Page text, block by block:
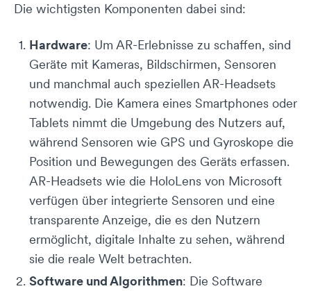
Die wichtigsten Komponenten dabei sind:
Hardware: Um AR-Erlebnisse zu schaffen, sind
Geräte mit Kameras, Bildschirmen, Sensoren
und manchmal auch speziellen AR-Headsets
notwendig. Die Kamera eines Smartphones oder
Tablets nimmt die Umgebung des Nutzers auf,
während Sensoren wie GPS und Gyroskope die
Position und Bewegungen des Geräts erfassen.
AR-Headsets wie die HoloLens von Microsoft
verfügen über integrierte Sensoren und eine
transparente Anzeige, die es den Nutzern
ermöglicht, digitale Inhalte zu sehen, während
sie die reale Welt betrachten.
Software und Algorithmen: Die Software